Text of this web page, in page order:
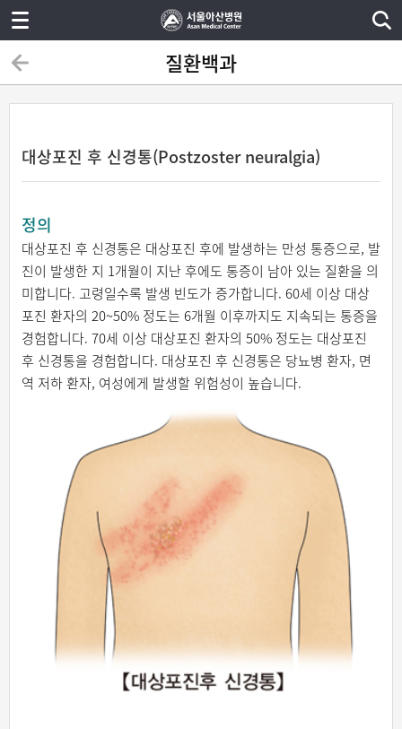
질환백과
대상포진 후 신경통(Postzoster neuralgia)
정의
대상포진 후 신경통은 대상포진 후에 발생하는 만성 통증으로, 발
진이 발생한 지 1개월이 지난 후에도 통증이 남아 있는 질환을 의
미합니다. 고령일수록 발생 빈도가 증가합니다. 60세 이상 대상
포진 환자의 20~50% 정도는 6개월 이후까지도 지속되는 통증을
경험합니다. 70세 이상 대상포진 환자의 50% 정도는 대상포진
후 신경통을 경험합니다. 대상포진 후 신경통은 당뇨병 환자, 면
역 저하 환자, 여성에게 발생할 위험성이 높습니다.